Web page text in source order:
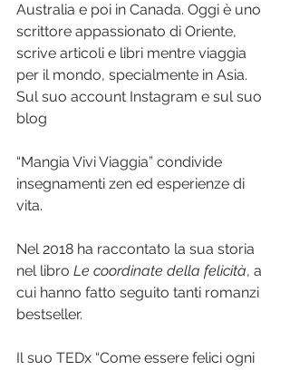
Australia e poi in Canada. Oggi è uno
scrittore appassionato di Oriente,
scrive articoli e libri mentre viaggia
per il mondo, specialmente in Asia.
Sul suo account Instagram e sul suo
blog
“Mangia Vivi Viaggia” condivide
insegnamenti zen ed esperienze di
vita.
Nel 2018 ha raccontato la sua storia
nel libro Le coordinate della felicità, a
cui hanno fatto seguito tanti romanzi
bestseller.
Il suo TEDx “Come essere felici ogni